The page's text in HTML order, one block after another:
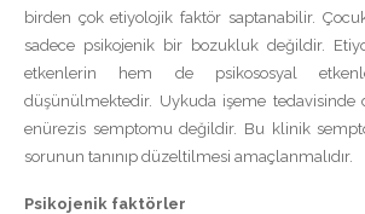
birden çok etiyolojik faktör saptanabilir.
sadece psikojenik bir bozukluk değildir.
etkenlerin hem de psikososyal
düşünülmektedir. Uykuda işeme tedavisinde
enürezis semptomu değildir. Bu klinik
sorunun tanınıp düzeltilmesi amaçlanmalıdır.
Psikojenik faktörler